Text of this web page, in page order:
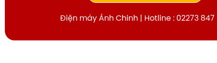
Điện máy Ánh Chinh | Hotline : 02273 847